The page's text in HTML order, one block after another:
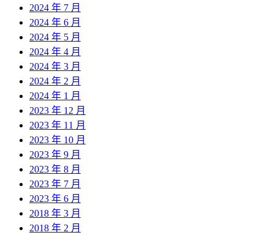
2024 年 7 月
2024 年 6 月
2024 年 5 月
2024 年 4 月
2024 年 3 月
2024 年 2 月
2024 年 1 月
2023 年 12 月
2023 年 11 月
2023 年 10 月
2023 年 9 月
2023 年 8 月
2023 年 7 月
2023 年 6 月
2018 年 3 月
2018 年 2 月